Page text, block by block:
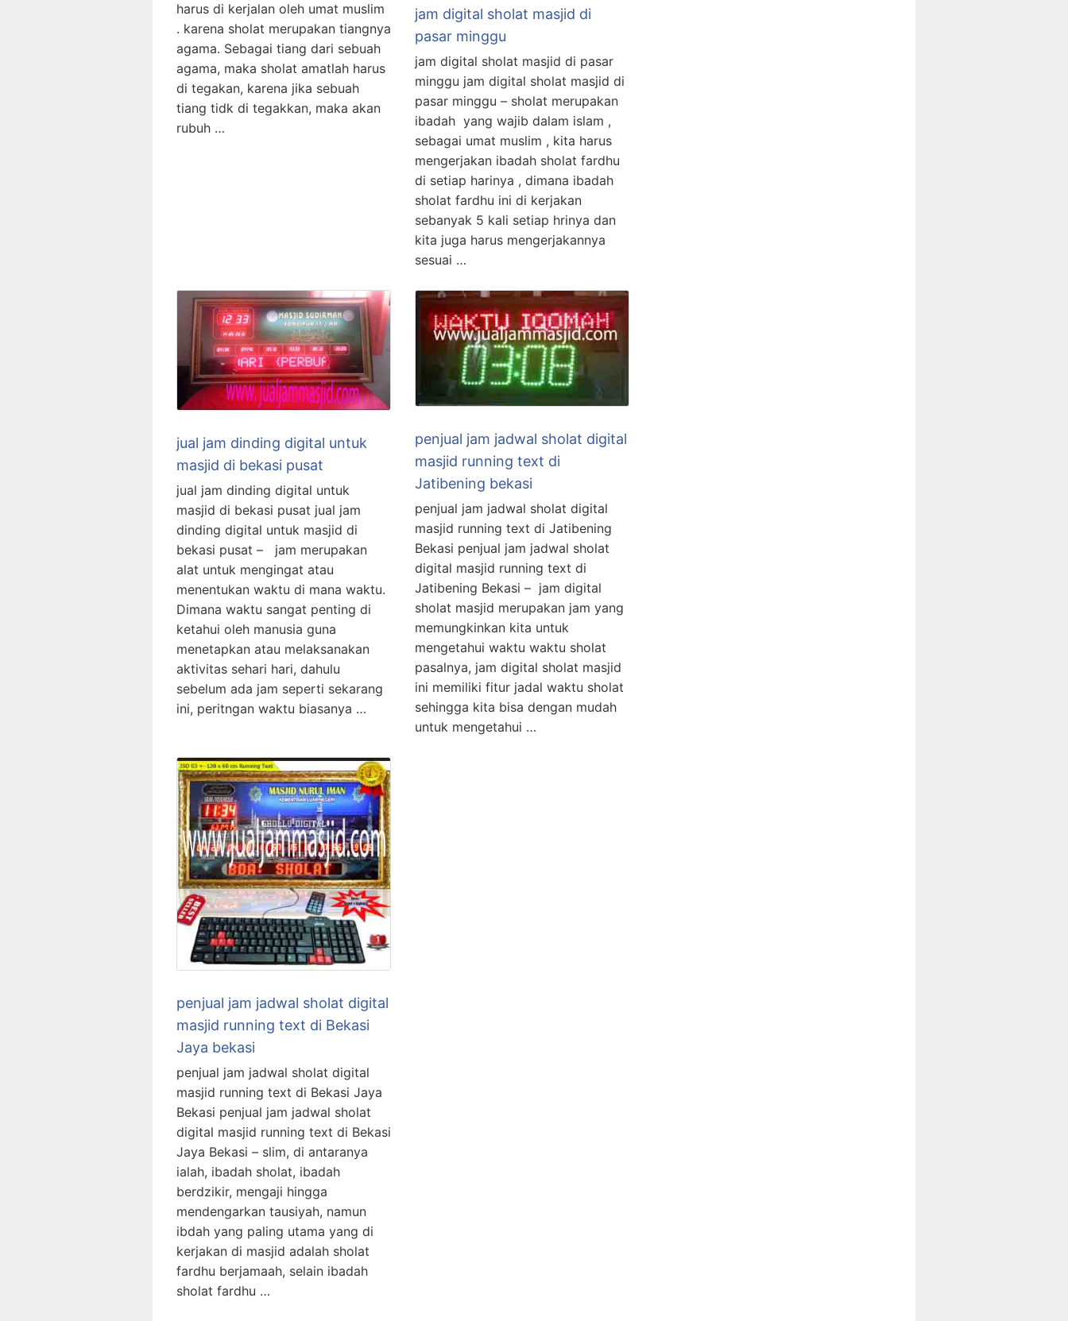
harus di kerjalan oleh umat muslim
. karena sholat merupakan tiangnya
agama. Sebagai tiang dari sebuah
agama, maka sholat amatlah harus
di tegakan, karena jika sebuah
tiang tidk di tegakkan, maka akan
rubuh …
jam digital sholat masjid di
pasar minggu
jam digital sholat masjid di pasar
minggu jam digital sholat masjid di
pasar minggu – sholat merupakan
ibadah yang wajib dalam islam ,
sebagai umat muslim , kita harus
mengerjakan ibadah sholat fardhu
di setiap harinya , dimana ibadah
sholat fardhu ini di kerjakan
sebanyak 5 kali setiap hrinya dan
kita juga harus mengerjakannya
sesuai …
jual jam dinding digital untuk
masjid di bekasi pusat
jual jam dinding digital untuk
masjid di bekasi pusat jual jam
dinding digital untuk masjid di
bekasi pusat – jam merupakan
alat untuk mengingat atau
menentukan waktu di mana waktu.
Dimana waktu sangat penting di
ketahui oleh manusia guna
menetapkan atau melaksanakan
aktivitas sehari hari, dahulu
sebelum ada jam seperti sekarang
ini, peritngan waktu biasanya …
penjual jam jadwal sholat digital
masjid running text di
Jatibening bekasi
penjual jam jadwal sholat digital
masjid running text di Jatibening
Bekasi penjual jam jadwal sholat
digital masjid running text di
Jatibening Bekasi – jam digital
sholat masjid merupakan jam yang
memungkinkan kita untuk
mengetahui waktu waktu sholat
pasalnya, jam digital sholat masjid
ini memiliki fitur jadal waktu sholat
sehingga kita bisa dengan mudah
untuk mengetahui …
penjual jam jadwal sholat digital
masjid running text di Bekasi
Jaya bekasi
penjual jam jadwal sholat digital
masjid running text di Bekasi Jaya
Bekasi penjual jam jadwal sholat
digital masjid running text di Bekasi
Jaya Bekasi – slim, di antaranya
ialah, ibadah sholat, ibadah
berdzikir, mengaji hingga
mendengarkan tausiyah, namun
ibdah yang paling utama yang di
kerjakan di masjid adalah sholat
fardhu berjamaah, selain ibadah
sholat fardhu …